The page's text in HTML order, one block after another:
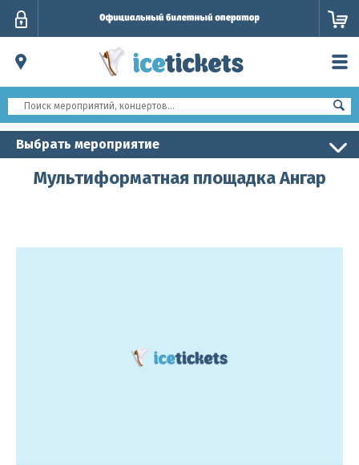
Выбрать мероприятие
Мультиформатная площадка Ангар